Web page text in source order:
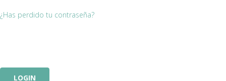
¿Has perdido tu contraseña?